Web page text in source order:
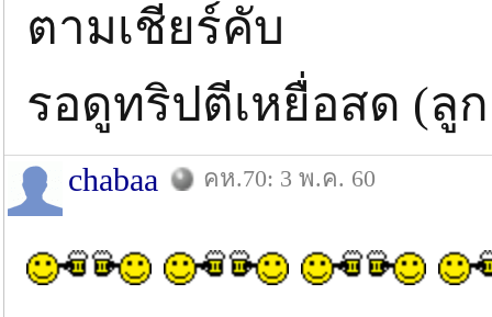
ตามเชียร์คับ
รอดูทริปตีเหยื่อสด (ลู
chabaa คห.70: 3 พ.ค. 60